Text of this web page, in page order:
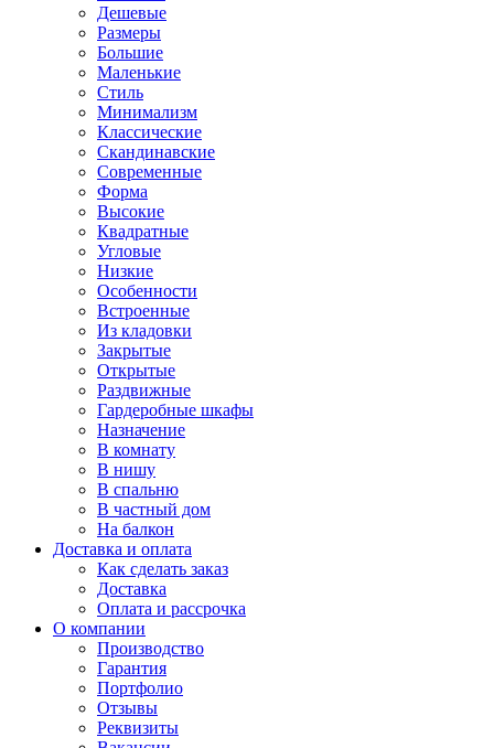
Дешевые
Размеры
Большие
Маленькие
Стиль
Минимализм
Классические
Скандинавские
Современные
Форма
Высокие
Квадратные
Угловые
Низкие
Особенности
Встроенные
Из кладовки
Закрытые
Открытые
Раздвижные
Гардеробные шкафы
Назначение
В комнату
В нишу
В спальню
В частный дом
На балкон
Доставка и оплата
Как сделать заказ
Доставка
Оплата и рассрочка
О компании
Производство
Гарантия
Портфолио
Отзывы
Реквизиты